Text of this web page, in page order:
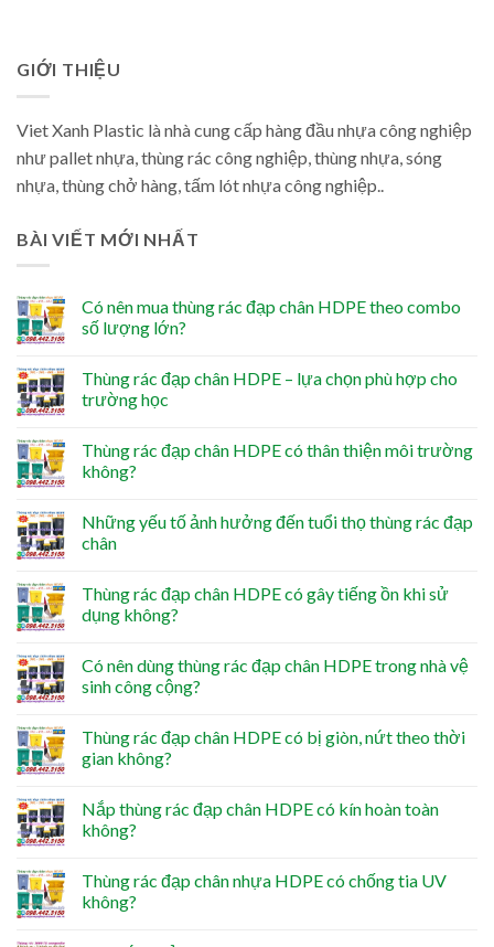
GIỚI THIỆU
Viet Xanh Plastic là nhà cung cấp hàng đầu nhựa công nghiệp
như pallet nhựa, thùng rác công nghiệp, thùng nhựa, sóng
nhựa, thùng chở hàng, tấm lót nhựa công nghiệp..
BÀI VIẾT MỚI NHẤT
Có nên mua thùng rác đạp chân HDPE theo combo
số lượng lớn?
Thùng rác đạp chân HDPE – lựa chọn phù hợp cho
trường học
Thùng rác đạp chân HDPE có thân thiện môi trường
không?
Những yếu tố ảnh hưởng đến tuổi thọ thùng rác đạp
chân
Thùng rác đạp chân HDPE có gây tiếng ồn khi sử
dụng không?
Có nên dùng thùng rác đạp chân HDPE trong nhà vệ
sinh công cộng?
Thùng rác đạp chân HDPE có bị giòn, nứt theo thời
gian không?
Nắp thùng rác đạp chân HDPE có kín hoàn toàn
không?
Thùng rác đạp chân nhựa HDPE có chống tia UV
không?